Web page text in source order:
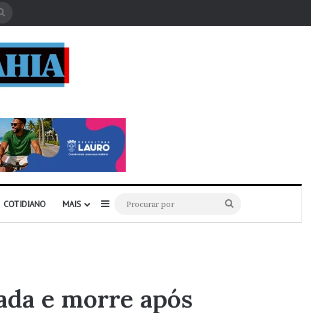
COTIDIANO MAIS Barra Lateral
por
e morre após